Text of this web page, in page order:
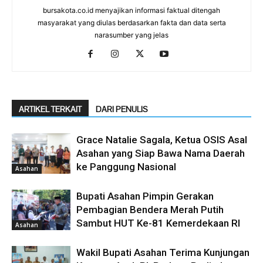
bursakota.co.id menyajikan informasi faktual ditengah
masyarakat yang diulas berdasarkan fakta dan data serta
narasumber yang jelas
ARTIKEL TERKAIT DARI PENULIS
Asahan
Grace Natalie Sagala, Ketua OSIS Asal
Asahan yang Siap Bawa Nama Daerah
ke Panggung Nasional
Asahan
Bupati Asahan Pimpin Gerakan
Pembagian Bendera Merah Putih
Sambut HUT Ke-81 Kemerdekaan RI
Wakil Bupati Asahan Terima Kunjungan